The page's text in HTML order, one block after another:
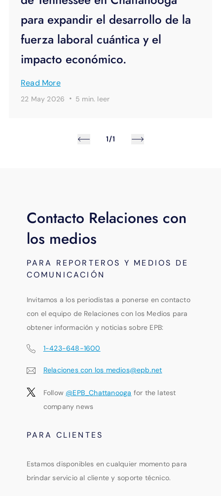
para expandir el desarrollo de la
fuerza laboral cuántica y el
impacto económico.
Read More
22 May 2026 · 5 min. leer
1/1
Contacto Relaciones con
los medios
PARA REPORTEROS Y MEDIOS DE
COMUNICACIÓN
Invitamos a los periodistas a ponerse en contacto
con el equipo de Relaciones con los Medios para
obtener información y noticias sobre EPB:
1-423-648-1600
Relaciones con los medios@epb.net
Follow @EPB_Chattanooga for the latest
company news
PARA CLIENTES
Estamos disponibles en cualquier momento para
brindar servicio al cliente y soporte técnico.